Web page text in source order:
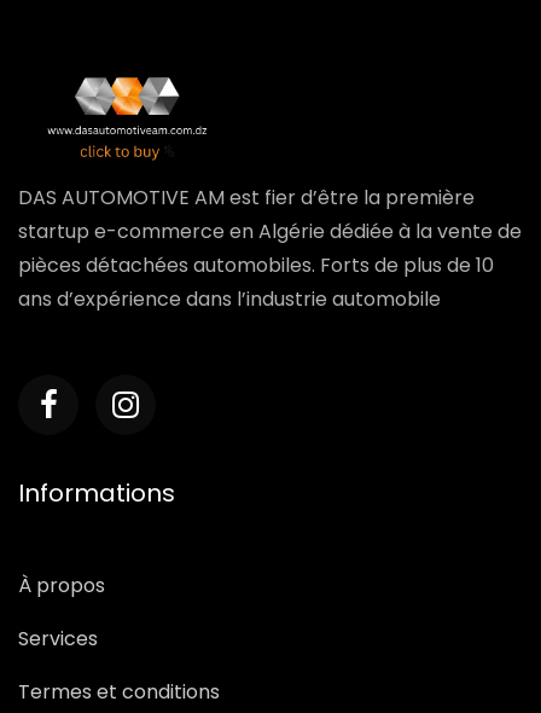
DAS AUTOMOTIVE AM est fier d’être la première
startup e-commerce en Algérie dédiée à la vente de
pièces détachées automobiles. Forts de plus de 10
ans d’expérience dans l’industrie automobile
Informations
À propos
Services
Termes et conditions